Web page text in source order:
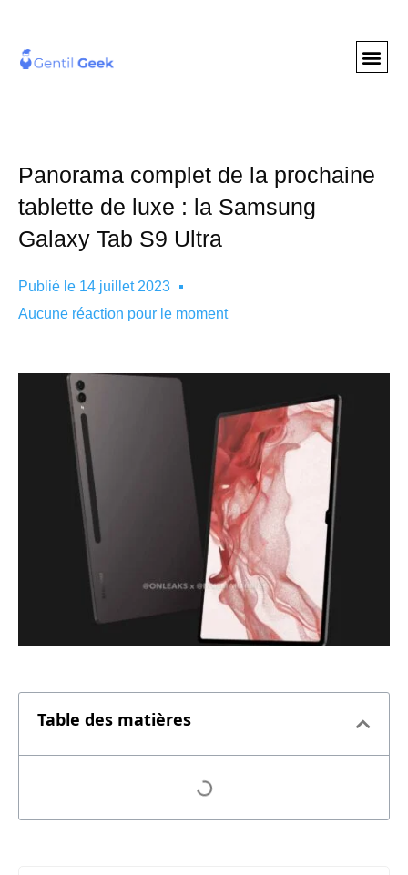
Panorama complet de la prochaine
tablette de luxe : la Samsung
Galaxy Tab S9 Ultra
Publié le 14 juillet 2023
Aucune réaction pour le moment
Table des matières